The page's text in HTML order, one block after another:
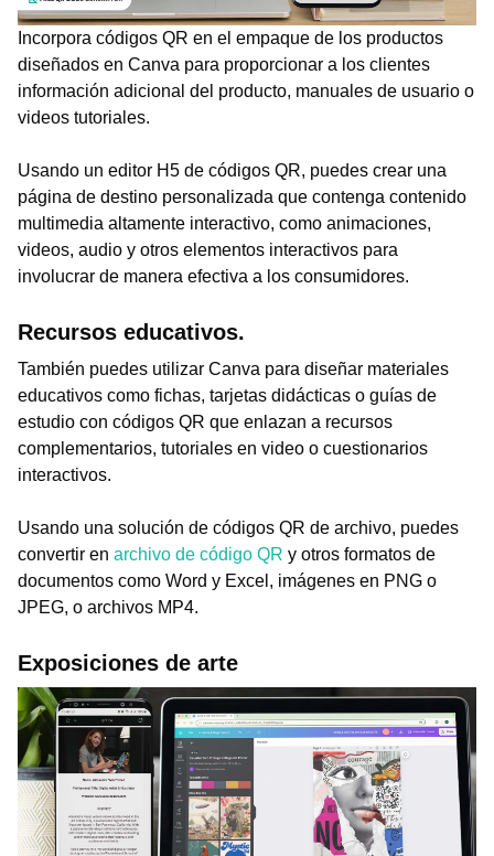
Incorpora códigos QR en el empaque de los productos
diseñados en Canva para proporcionar a los clientes
información adicional del producto, manuales de usuario o
videos tutoriales.
Usando un editor H5 de códigos QR, puedes crear una
página de destino personalizada que contenga contenido
multimedia altamente interactivo, como animaciones,
videos, audio y otros elementos interactivos para
involucrar de manera efectiva a los consumidores.
Recursos educativos.
También puedes utilizar Canva para diseñar materiales
educativos como fichas, tarjetas didácticas o guías de
estudio con códigos QR que enlazan a recursos
complementarios, tutoriales en video o cuestionarios
interactivos.
Usando una solución de códigos QR de archivo, puedes
convertir en archivo de código QR y otros formatos de
documentos como Word y Excel, imágenes en PNG o
JPEG, o archivos MP4.
Exposiciones de arte